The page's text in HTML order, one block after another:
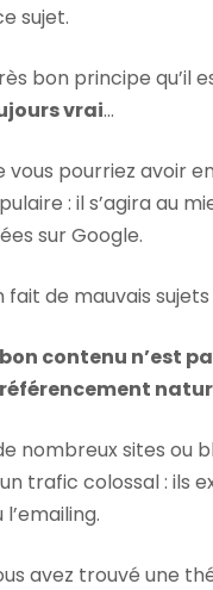
sujet.
bon principe qu’il
vrai…
vous pourriez avoir
: il s’agira au
sur Google.
fait de mauvais
contenu n’est
nombreux sites ou
trafic colossal : ils
avez trouvé une